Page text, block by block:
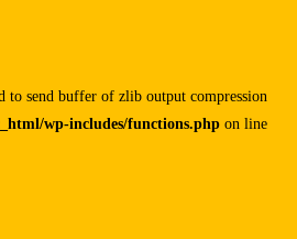
to send buffer of zlib output compression
wp-includes/functions.php on line